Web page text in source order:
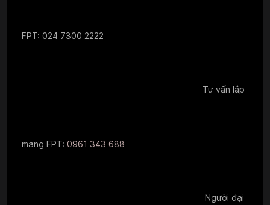
FPT: 024 7300 2222
Tư vấn lắp
mạng FPT: 0961 343 688
Người đại